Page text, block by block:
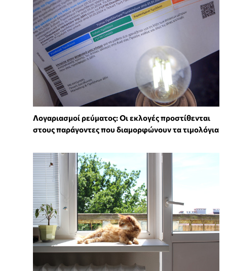
Λογαριασμοί ρεύματος: Οι εκλογές προστίθενται
στους παράγοντες που διαμορφώνουν τα τιμολόγια